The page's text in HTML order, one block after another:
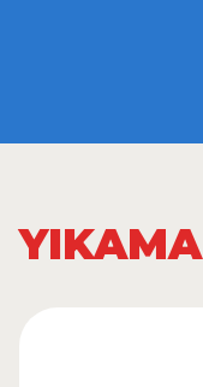
YIKAMA